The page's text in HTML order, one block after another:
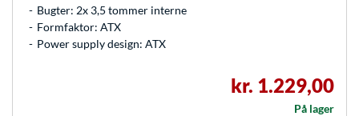
Bugter: 2x 3,5 tommer interne
Formfaktor: ATX
Power supply design: ATX
kr. 1.229,00
På lager